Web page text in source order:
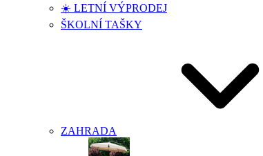
☀️ LETNÍ VÝPRODEJ
ŠKOLNÍ TAŠKY
ZAHRADA